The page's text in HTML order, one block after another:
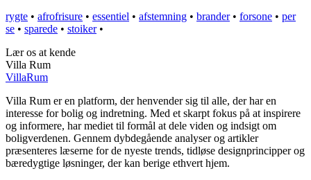
rygte • afrofrisure • essentiel • afstemning • brander• forsone • per
se • sparede • stoiker•
Lær os at kende
Villa Rum
VillaRum
Villa Rum er en platform, der henvender sig til alle, der har en
interesse for bolig og indretning. Med et skarpt fokus på at inspirere
og informere, har mediet til formål at dele viden og indsigt om
boligverdenen. Gennem dybdegående analyser og artikler
præsenteres læserne for de nyeste trends, tidløse designprincipper og
bæredygtige løsninger, der kan berige ethvert hjem.